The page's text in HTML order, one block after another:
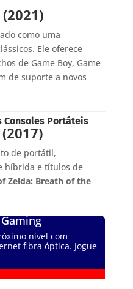
como uma
Ele oferece
de Game Boy, Game
de suporte a novos
Consoles Portáteis
de portátil,
híbrida e títulos de
Zelda: Breath of the
nível com
fibra óptica. Jogue